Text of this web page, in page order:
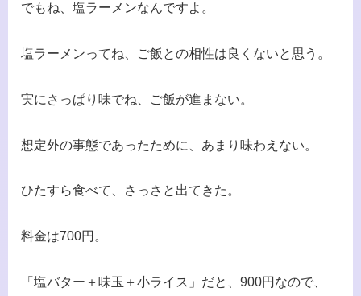
でもね、塩ラーメンなんですよ。
塩ラーメンってね、ご飯との相性は良くないと思う。
実にさっぱり味でね、ご飯が進まない。
想定外の事態であったために、あまり味わえない。
ひたすら食べて、さっさと出てきた。
料金は700円。
「塩バター＋味玉＋小ライス」だと、900円なので、